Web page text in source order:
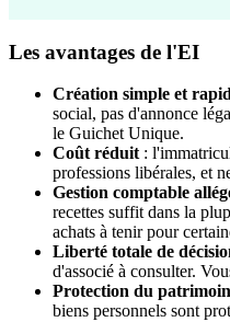
Les avantages de l'EI
Création simple et
social, pas d'annonce
le Guichet Unique.
Coût réduit :
professions libérales, et
Gestion comptable
recettes suffit dans la
achats à tenir pour
Liberté totale de
d'associé à consulter.
Protection du
biens personnels sont